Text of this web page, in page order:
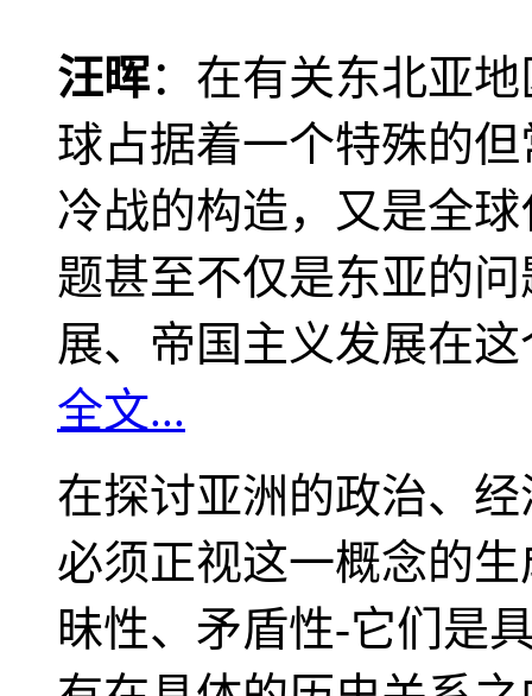
汪晖：在有关东北亚
球占据着一个特殊的
冷战的构造，又是全
题甚至不仅是东亚的
展、帝国主义发展在
全文...
在探讨亚洲的政治、
必须正视这一概念的
昧性、矛盾性-它们是